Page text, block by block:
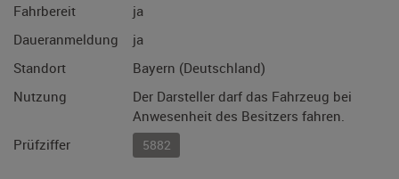
Fahrbereit
ja
Daueranmeldung
ja
Standort
Bayern (Deutschland)
Nutzung
Der Darsteller darf das Fahrzeug bei
Anwesenheit des Besitzers fahren.
Prüfziffer
5882